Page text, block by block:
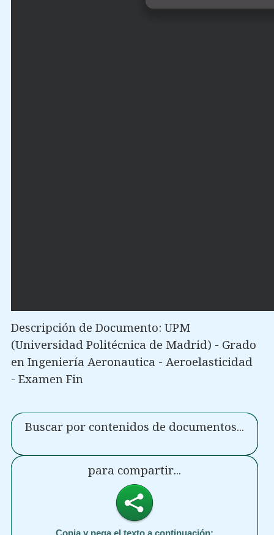
Descripción de Documento: UPM
(Universidad Politécnica de Madrid) - Grado
en Ingeniería Aeronautica - Aeroelasticidad
- Examen Fin
Buscar por contenidos de documentos...
para compartir...